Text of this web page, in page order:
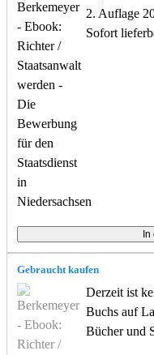
2. Auflage
Sofort
Gebraucht kaufen
Derzeit ist
Buchs auf
Bücher und